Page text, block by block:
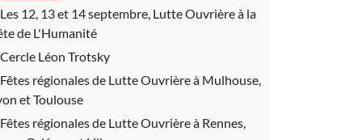
Les 12, 13 et 14 septembre, Lutte Ouvrière à la
de L'Humanité
Cercle Léon Trotsky
Fêtes régionales de Lutte Ouvrière à Mulhouse,
et Toulouse
Fêtes régionales de Lutte Ouvrière à Rennes,